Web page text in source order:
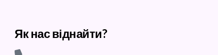
Як нас віднайти?